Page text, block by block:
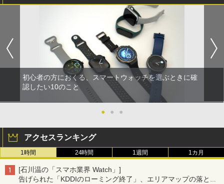
初心者の方におくる、スマートウォッチを選ぶときに確
認したい10のこと
● ● ●
アクセスランキング
1時間 24時間 1週間 1カ月
[石川温の「スマホ業界 Watch」]
告げられた「KDDIのローミング終了」、エリアマップの落とし